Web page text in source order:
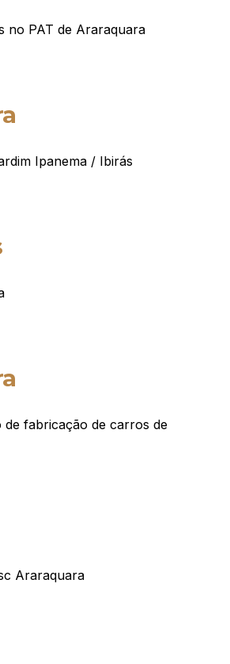
no PAT de Araraquara
Ipanema / Ibirás
fabricação de carros de
Araraquara